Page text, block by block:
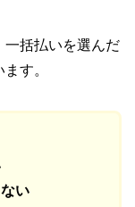
一括払いを選んだ
す。
い